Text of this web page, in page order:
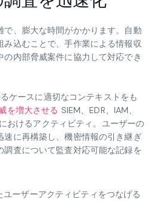
査を迅速化
で、膨大な時間がかかります。自動
込むことで、手作業による情報収
ケースに適切なコンテキストをも
を増大させる
SIEM、EDR、IAM、
おけるアクティビティ。ユーザーの
に再構築し、機密情報の引き継ぎ